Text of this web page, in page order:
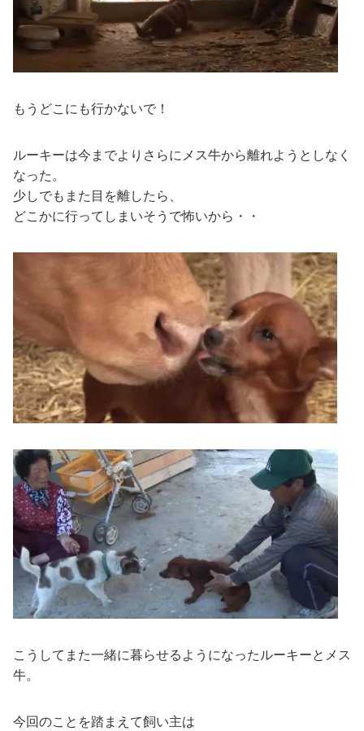
もうどこにも行かないで！
ルーキーは今までよりさらにメス牛から離れようとしなく
なった。
少しでもまた目を離したら、
どこかに行ってしまいそうで怖いから・・
こうしてまた一緒に暮らせるようになったルーキーとメス
牛。
今回のことを踏まえて飼い主は